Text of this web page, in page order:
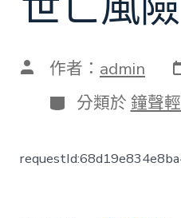
文 作者： admin
分
類
分類於 鐘聲